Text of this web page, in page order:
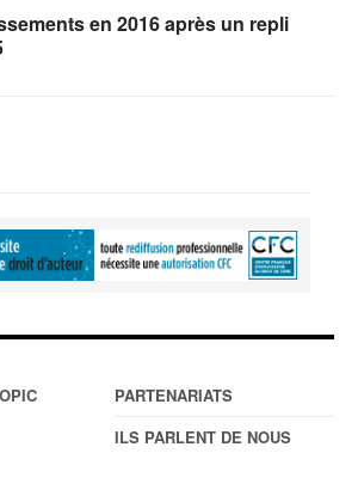
en 2016 après un repli
PARTENARIATS
ILS PARLENT DE NOUS